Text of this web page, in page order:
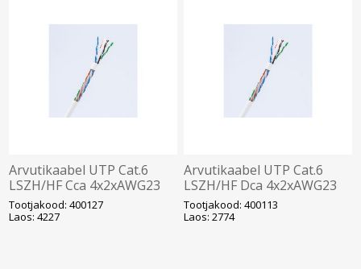
Arvutikaabel UTP Cat.6
LSZH/HF Cca 4x2xAWG23
K305, valge (400127)
Tootjakood: 400127
Laos: 4227
Arvutikaabel UTP Cat.6
LSZH/HF Dca 4x2xAWG23
K305, valge (400113)
Tootjakood: 400113
Laos: 2774